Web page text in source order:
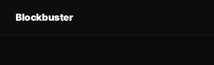
Blockbuster